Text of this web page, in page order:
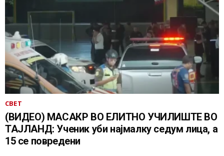
СВЕТ
(ВИДЕО) МАСАКР ВО ЕЛИТНО УЧИЛИШТЕ ВО
ТАЈЛАНД: Ученик уби најмалку седум лица, а
15 се повредени